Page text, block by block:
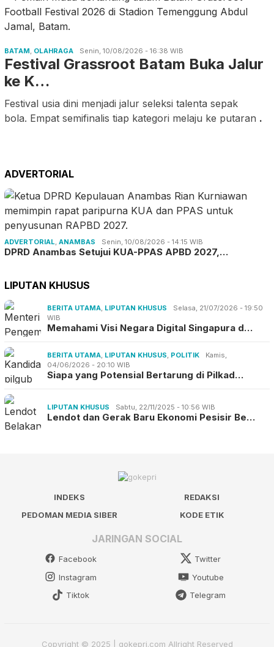
BATAM OLAHRAGA Senin, 10/08/2026 - 16:38 WIB
Festival Grassroot Batam Buka Jalur
ke K…
Festival usia dini menjadi jalur seleksi talenta sepak
bola. Empat semifinalis tiap kategori melaju ke putaran .
ADVERTORIAL
ADVERTORIAL ANAMBAS Senin, 10/08/2026 - 14:15 WIB
DPRD Anambas Setujui KUA-PPAS APBD 2027,…
LIPUTAN KHUSUS
BERITA UTAMA LIPUTAN KHUSUS
Selasa, 21/07/2026 - 19:50
WIB
Memahami Visi Negara Digital Singapura d…
BERITA UTAMA LIPUTAN KHUSUS POLITIK
Kamis,
04/06/2026 - 20:10 WIB
Siapa yang Potensial Bertarung di Pilkad…
LIPUTAN KHUSUS Sabtu, 22/11/2025 - 10:56 WIB
Lendot dan Gerak Baru Ekonomi Pesisir Be…
INDEKS
REDAKSI
PEDOMAN MEDIA SIBER
KODE ETIK
JARINGAN SOCIAL
Facebook
Twitter
Instagram
Youtube
Tiktok
Telegram
Copyright © 2025 | gokepri.com Allright Reserved